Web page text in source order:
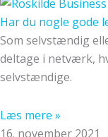
Har du nogle gode
Som selvstændig
deltage i netværk,
selvstændige.
Læs mere »
16. november 2021